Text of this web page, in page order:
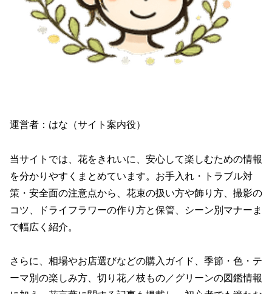
運営者：はな（サイト案内役）
当サイトでは、花をきれいに、安心して楽しむための情報
を分かりやすくまとめています。お手入れ・トラブル対
策・安全面の注意点から、花束の扱い方や飾り方、撮影の
コツ、ドライフラワーの作り方と保管、シーン別マナーま
で幅広く紹介。
さらに、相場やお店選びなどの購入ガイド、季節・色・テ
ーマ別の楽しみ方、切り花／枝もの／グリーンの図鑑情報